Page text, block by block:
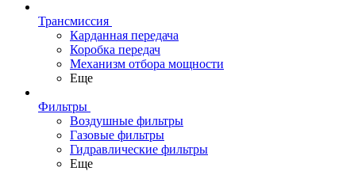
Трансмиссия
Карданная передача
Коробка передач
Механизм отбора мощности
Еще
Фильтры
Воздушные фильтры
Газовые фильтры
Гидравлические фильтры
Еще